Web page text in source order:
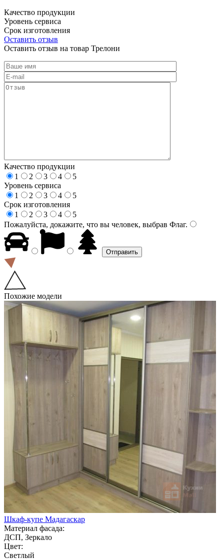
Качество продукции
Уровень сервиса
Срок изготовления
Оставить отзыв
Оставить отзыв на товар Трелони
Качество продукции
1
2 3 4
5
Уровень сервиса
1
2 3 4
5
Срок изготовления
1
2 3 4
5
Пожалуйста, докажите, что вы человек, выбрав Флаг.
Похожие модели
Шкаф-купе Мадагаскар
Материал фасада:
ДСП, Зеркало
Цвет:
Светлый